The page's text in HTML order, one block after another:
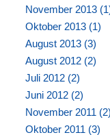
November 2013 (1
Oktober 2013 (1)
August 2013 (3)
August 2012 (2)
Juli 2012 (2)
Juni 2012 (2)
November 2011 (2)
Oktober 2011 (3)